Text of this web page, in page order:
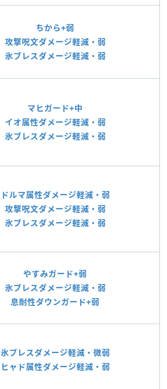
ちから+弱
攻撃呪文ダメージ軽減・弱
氷ブレスダメージ軽減・弱
マヒガード+中
イオ属性ダメージ軽減・弱
氷ブレスダメージ軽減・弱
ドルマ属性ダメージ軽減・弱
攻撃呪文ダメージ軽減・弱
氷ブレスダメージ軽減・弱
やすみガード+弱
氷ブレスダメージ軽減・弱
息耐性ダウンガード+弱
氷ブレスダメージ軽減・微弱
ヒャド属性ダメージ軽減・弱